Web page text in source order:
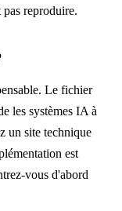
reproduire.
Le fichier
les systèmes IA à
un site technique
est
vous d'abord